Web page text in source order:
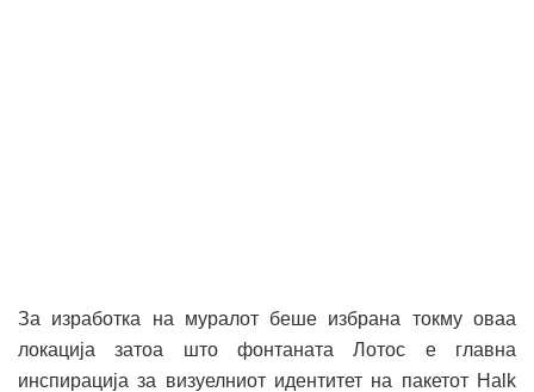
За изработка на муралот беше избрана токму оваа
локација затоа што фонтаната Лотос е главна
инспирација за визуелниот идентитет на пакетот Halk